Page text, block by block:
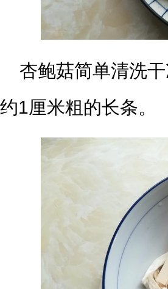
杏鲍菇简单清洗
约1厘米粗的长条。